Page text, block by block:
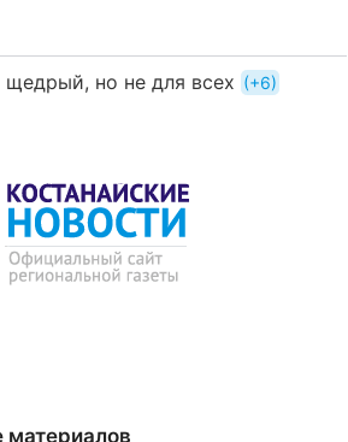
но не для всех +6
материалов